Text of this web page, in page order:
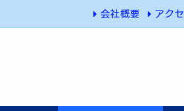
会社概要 アク